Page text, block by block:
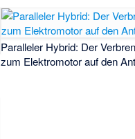
Paralleler Hybrid: Der
zum Elektromotor auf den